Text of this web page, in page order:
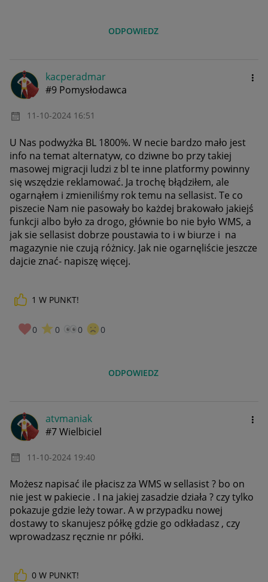
ODPOWIEDZ
kacperadmar
#9 Pomysłodawca
‎11-10-2024 16:51
U Nas podwyżka BL 1800%. W necie bardzo mało jest
info na temat alternatyw, co dziwne bo przy takiej
masowej migracji ludzi z bl te inne platformy powinny
się wszędzie reklamować. Ja trochę błądziłem, ale
ogarnąłem i zmieniliśmy rok temu na sellasist. Te co
piszecie Nam nie pasowały bo każdej brakowało jakiejś
funkcji albo było za drogo, głównie bo nie było WMS, a
jak sie sellasist dobrze poustawia to i w biurze i na
magazynie nie czują różnicy. Jak nie ogarnęliście jeszcze
dajcie znać- napiszę więcej.
1 W PUNKT!
0 0 0 0
ODPOWIEDZ
atvmaniak
#7 Wielbiciel
‎11-10-2024 19:40
Możesz napisać ile płacisz za WMS w sellasist ? bo on
nie jest w pakiecie . I na jakiej zasadzie działa ? czy tylko
pokazuje gdzie leży towar. A w przypadku nowej
dostawy to skanujesz półkę gdzie go odkładasz , czy
wprowadzasz ręcznie nr półki.
0 W PUNKT!